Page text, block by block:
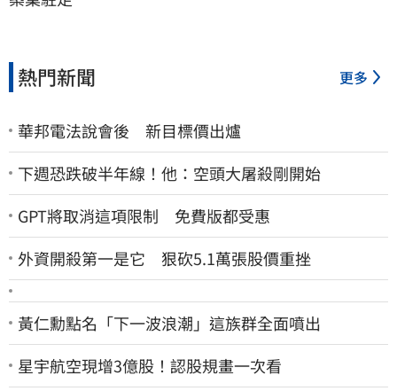
熱門新聞 更多
華邦電法說會後 新目標價出爐
下週恐跌破半年線！他：空頭大屠殺剛開始
GPT將取消這項限制 免費版都受惠
外資開殺第一是它 狠砍5.1萬張股價重挫
黃仁勳點名「下一波浪潮」這族群全面噴出
星宇航空現增3億股！認股規畫一次看